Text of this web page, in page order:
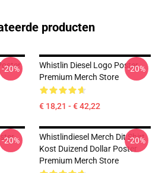
producten
-20%
Whistlin Diesel Logo Poster
Premium Merch Store
€ 18,21 - € 42,22
-20%
-20%
Whistlindiesel Merch Dit Shirt
Kost Duizend Dollar Poster
Premium Merch Store
-20%